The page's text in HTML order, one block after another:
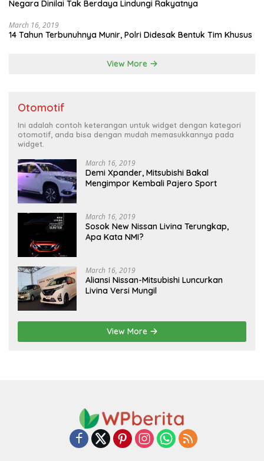
Negara Dinilai Tak Berdaya Lindungi Rakyatnya
March 16, 2019
14 Tahun Terbunuhnya Munir, Polri Didesak Bentuk Tim Khusus
View More
Otomotif
Ini adalah contoh keterangan untuk widget dengan kategori
otomotif, anda bisa dengan mudah memasukkannya pada
widget.
March 16, 2019
Demi Xpander, Mitsubishi Bakal
Mengimpor Kembali Pajero Sport
March 16, 2019
Sosok New Nissan Livina Terungkap,
Apa Kata NMI?
March 16, 2019
Aliansi Nissan-Mitsubishi Luncurkan
Livina Versi Mungil
View More